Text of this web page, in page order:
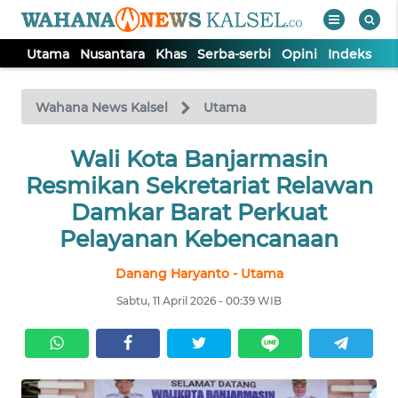
Utama Nusantara Khas Serba-serbi Opini Indeks
Wahana News Kalsel Utama
Wali Kota Banjarmasin
Resmikan Sekretariat Relawan
Damkar Barat Perkuat
Pelayanan Kebencanaan
Danang Haryanto - Utama
Sabtu, 11 April 2026 - 00:39 WIB
TV
Tutup
NUSANTARA
SERBI
OPINI